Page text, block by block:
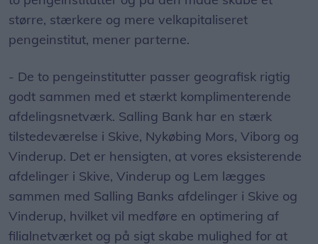
større, stærkere og mere velkapitaliseret
pengeinstitut, mener parterne.
- De to pengeinstitutter passer geografisk rigtig
godt sammen med et stærkt komplimenterende
afdelingsnetværk. Salling Bank har en stærk
tilstedeværelse i Skive, Nykøbing Mors, Viborg og
Vinderup. Det er hensigten, at vores eksisterende
afdelinger i Skive, Vinderup og Lem lægges
sammen med Salling Banks afdelinger i Skive og
Vinderup, hvilket vil medføre en optimering af
filialnetværket og på sigt skabe mulighed for at